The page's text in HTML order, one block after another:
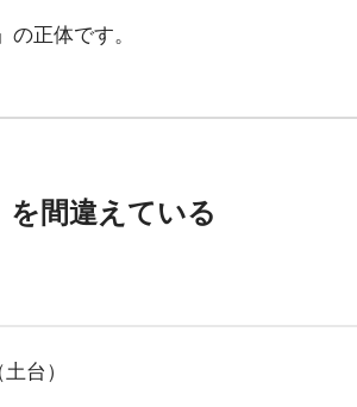
正体です。
を間違えている
台）